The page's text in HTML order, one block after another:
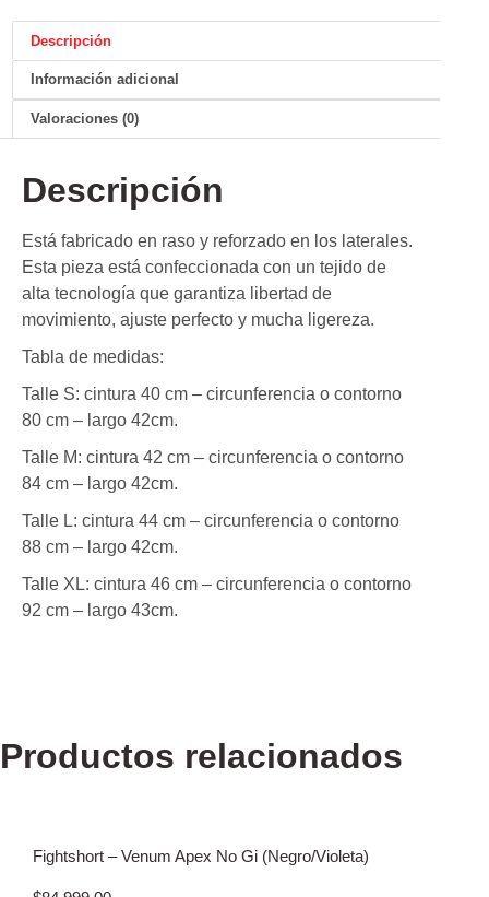
Descripción
Información adicional
Valoraciones (0)
Descripción
Está fabricado en raso y reforzado en los laterales.
Esta pieza está confeccionada con un tejido de
alta tecnología que garantiza libertad de
movimiento, ajuste perfecto y mucha ligereza.
Tabla de medidas:
Talle S: cintura 40 cm – circunferencia o contorno
80 cm – largo 42cm.
Talle M: cintura 42 cm – circunferencia o contorno
84 cm – largo 42cm.
Talle L: cintura 44 cm – circunferencia o contorno
88 cm – largo 42cm.
Talle XL: cintura 46 cm – circunferencia o contorno
92 cm – largo 43cm.
Productos relacionados
Fightshort – Venum Apex No Gi (Negro/Violeta)